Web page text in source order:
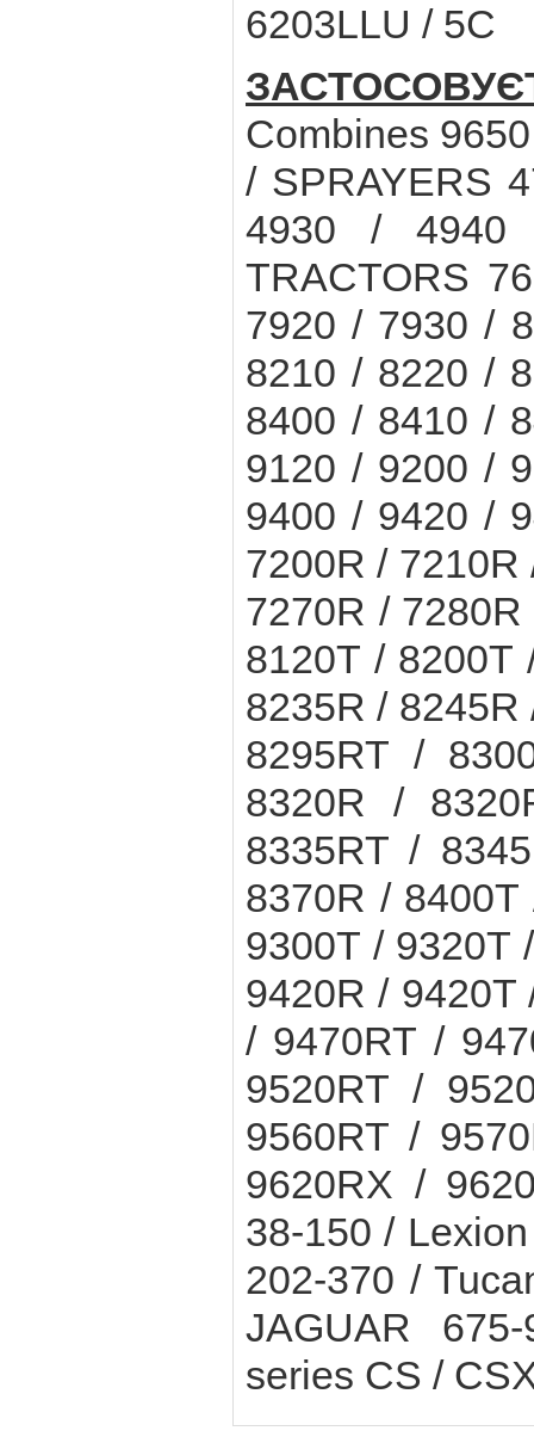
6203LLU / 5C
Combines
/ SPRAYERS
4930 /
TRACTORS
7920 / 7930 /
8210 / 8220 /
8400 / 8410 /
9120 / 9200 /
9400 / 9420 /
7200R /
7270R /
8120T / 8200T
8235R /
8295RT /
8320R /
8335RT /
8370R /
9300T / 9320T
9420R / 9420T
/ 9470RT /
9520RT /
9560RT /
9620RX /
38-150 /
202-370 /
JAGUAR
series CS /